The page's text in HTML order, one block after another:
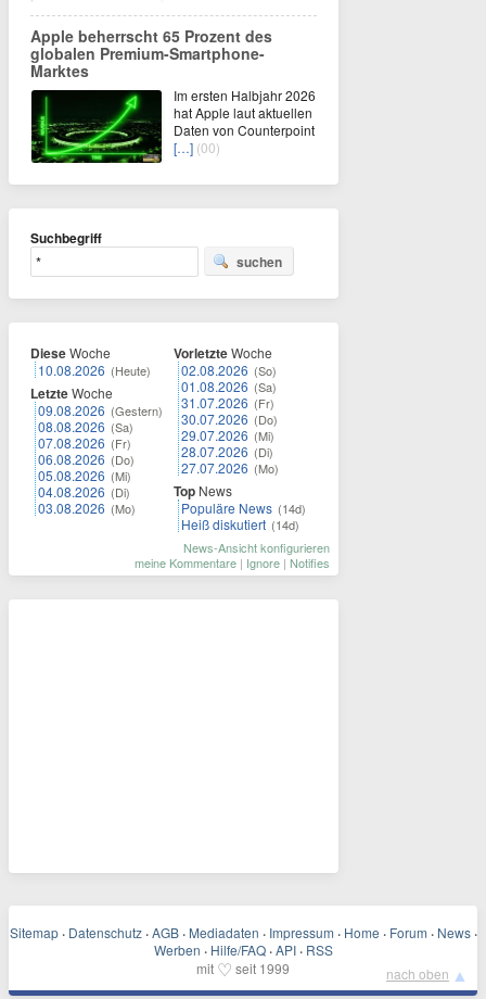
Apple beherrscht 65 Prozent des
globalen Premium-Smartphone-
Marktes
Im ersten Halbjahr 2026
hat Apple laut aktuellen
Daten von Counterpoint
[…] (00)
Suchbegriff
suchen
DieseWoche
10.08.2026 (Heute)
LetzteWoche
09.08.2026 (Gestern)
08.08.2026 (Sa)
07.08.2026 (Fr)
06.08.2026 (Do)
05.08.2026 (Mi)
04.08.2026 (Di)
03.08.2026 (Mo)
VorletzteWoche
02.08.2026 (So)
01.08.2026 (Sa)
31.07.2026 (Fr)
30.07.2026 (Do)
29.07.2026 (Mi)
28.07.2026 (Di)
27.07.2026 (Mo)
Top News
Populäre News (14d)
Heiß diskutiert (14d)
News-Ansicht konfigurieren
meine Kommentare | Ignore | Notifies
Sitemap · Datenschutz · AGB · Mediadaten · Impressum · Home · Forum · News ·
Werben · Hilfe/FAQ · API · RSS
mit ♡ seit 1999 nach oben ▲